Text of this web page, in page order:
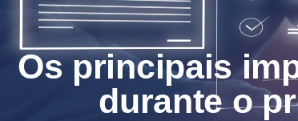
Os principais
durante o